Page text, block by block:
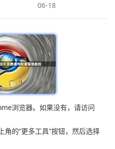
06-18
浏览器。如果没有，请访问
的“更多工具”按钮，然后选择